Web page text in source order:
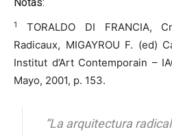
Notas:
1
TORALDO DI FRANCIA,
Radicaux, MIGAYROU F. (ed)
Institut d’Art Contemporain –
Mayo, 2001, p. 153.
“La arquitectura